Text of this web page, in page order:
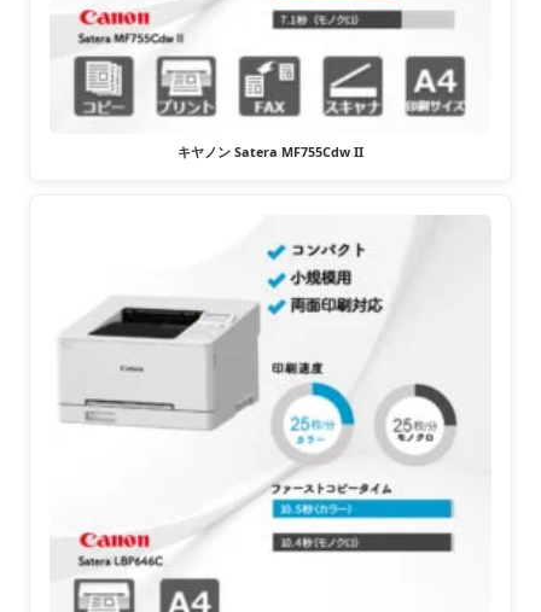
キヤノン Satera MF755Cdw II